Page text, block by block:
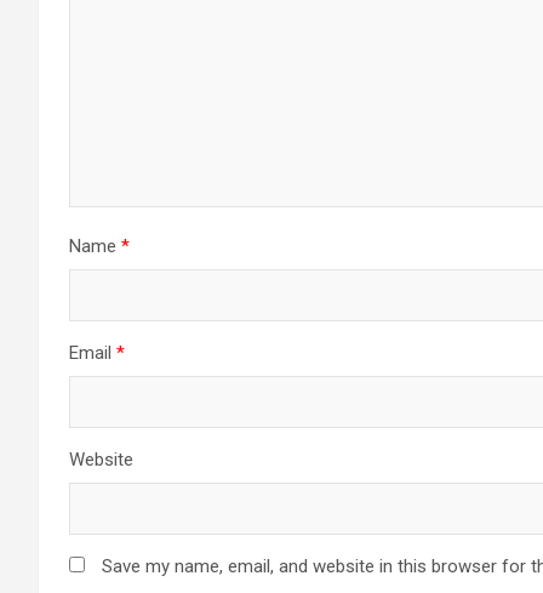
Name *
Email *
Website
Save my name, email, and website in this browser for